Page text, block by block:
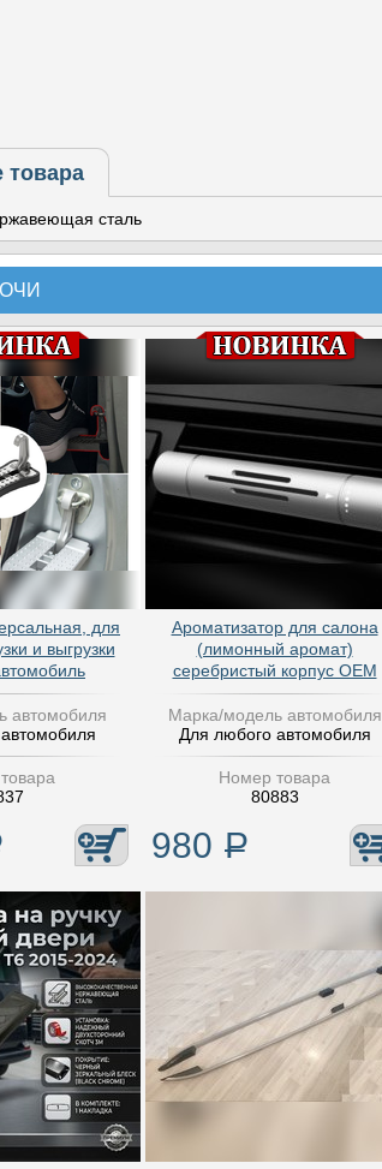
товара
сталь
для
и выгрузки
автомобиля
Ароматизатор для салона
(лимонный аромат)
серебристый корпус OEM
Марка/модель автомобиля
Для любого автомобиля
Номер товара
80883
980 Р